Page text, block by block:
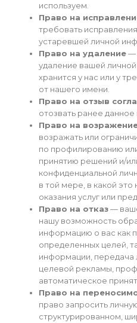
используем.
Право на
требовать
устаревшей личной
Право на удаление—
удаление вашей
хранится у нас или у
от нашего имени.
Право на отзыв
отозвать ранее данное
Право на
возражать или
по профилированию
принятию решений и/
конфиденциальной
в той мере, в какой
оказания услуг или
Право на отказ—
нашу возможность
информацию о вас как
определенных целей,
информации, передача
целевой рекламы,
автоматическое
Право на
право запросить
структурированном,